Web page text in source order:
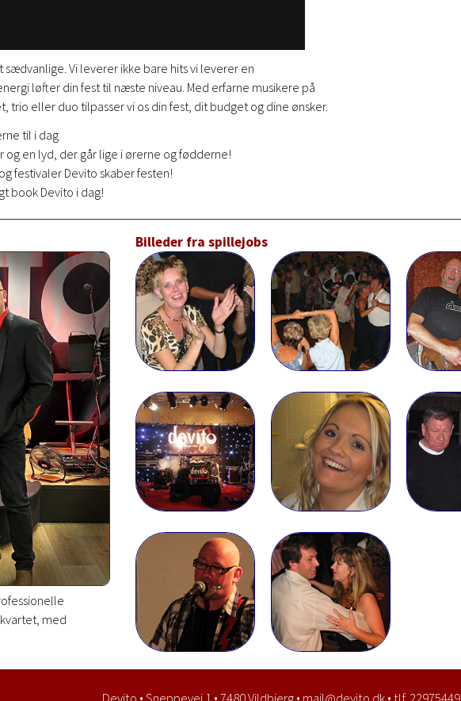
Vi leverer ikke bare hits vi leverer en
løfter din fest til næste niveau. Med erfarne musikere på
trio eller duo tilpasser vi os din fest, dit budget og dine ønsker.
til i dag
en lyd, der går lige i ørerne og fødderne!
festivaler Devito skaber festen!
book Devito i dag!
med
Billeder fra spillejobs